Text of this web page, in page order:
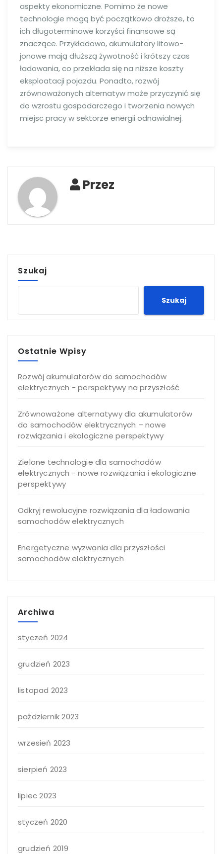
aspekty ekonomiczne. Pomimo że nowe
technologie mogą być początkowo droższe, to
ich długoterminowe korzyści finansowe są
znaczące. Przykładowo, akumulatory litowo-
jonowe mają dłuższą żywotność i krótszy czas
ładowania, co przekłada się na niższe koszty
eksploatacji pojazdu. Ponadto, rozwój
zrównoważonych alternatyw może przyczynić się
do wzrostu gospodarczego i tworzenia nowych
miejsc pracy w sektorze energii odnawialnej.
Przez
Szukaj
Szukaj
Ostatnie Wpisy
Rozwój akumulatorów do samochodów
elektrycznych - perspektywy na przyszłość
Zrównoważone alternatywy dla akumulatorów
do samochodów elektrycznych – nowe
rozwiązania i ekologiczne perspektywy
Zielone technologie dla samochodów
elektrycznych - nowe rozwiązania i ekologiczne
perspektywy
Odkryj rewolucyjne rozwiązania dla ładowania
samochodów elektrycznych
Energetyczne wyzwania dla przyszłości
samochodów elektrycznych
Archiwa
styczeń 2024
grudzień 2023
listopad 2023
październik 2023
wrzesień 2023
sierpień 2023
lipiec 2023
styczeń 2020
grudzień 2019